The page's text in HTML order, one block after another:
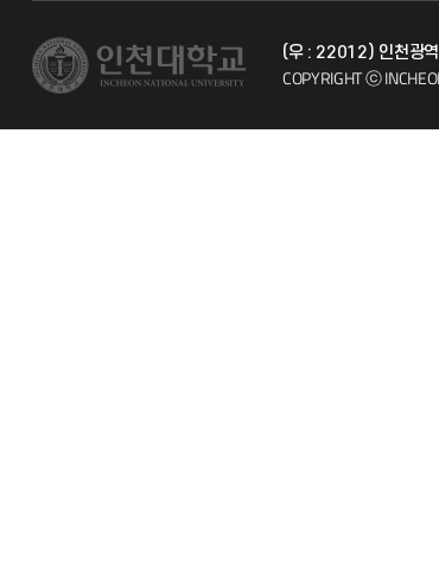
시설예약 (우 : 22012) 인천광
COPYRIGHT ⓒ